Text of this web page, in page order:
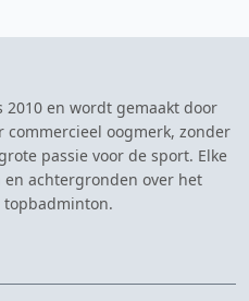
en wordt gemaakt door
oogmerk, zonder
passie voor de sport. Elke
achtergronden over het